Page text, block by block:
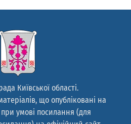
Київської області.
що опубліковані на
при умові посилання (для